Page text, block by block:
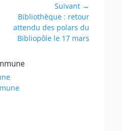
Suivant →
Article
suivant :
Bibliothèque : retour
attendu des polars du
Bibliopôle le 17 mars